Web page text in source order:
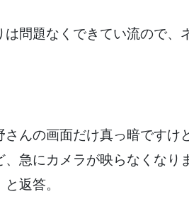
問題なくできてい流ので、
んの画面だけ真っ暗ですけ
、急にカメラが映らなくなり
返答。